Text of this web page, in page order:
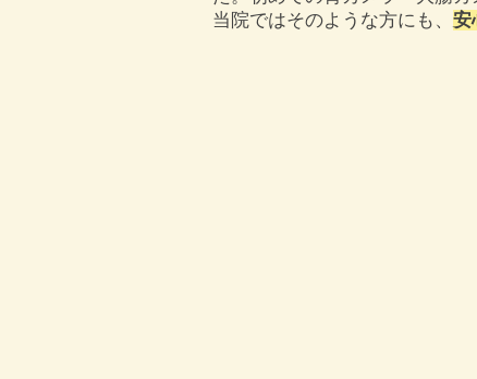
​当院ではそのような方にも、 安